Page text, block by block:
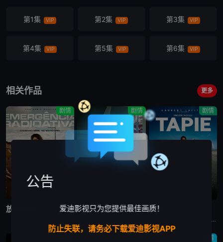
第1集 VIP 第2集 VIP 第3集 VIP
第4集 VIP 第5集 VIP 第6集 VIP
相关作品 更多
剧情
放射危机
剧情
哈利警探
剧情
塔皮
法国电视剧塔皮 Tapie讲述的是：伯纳德·塔皮，一个野心勃勃的工人阶级男人，成为了法国最具争议的公众人物之一。本剧是关于他的传记历史片
剧情
公告
爱迪影视只为您提供最佳画质！
防止失联，请务必下载爱迪影视APP